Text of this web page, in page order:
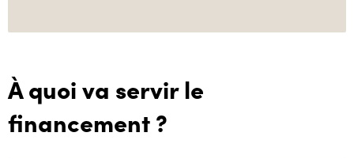
À quoi va servir le
financement ?